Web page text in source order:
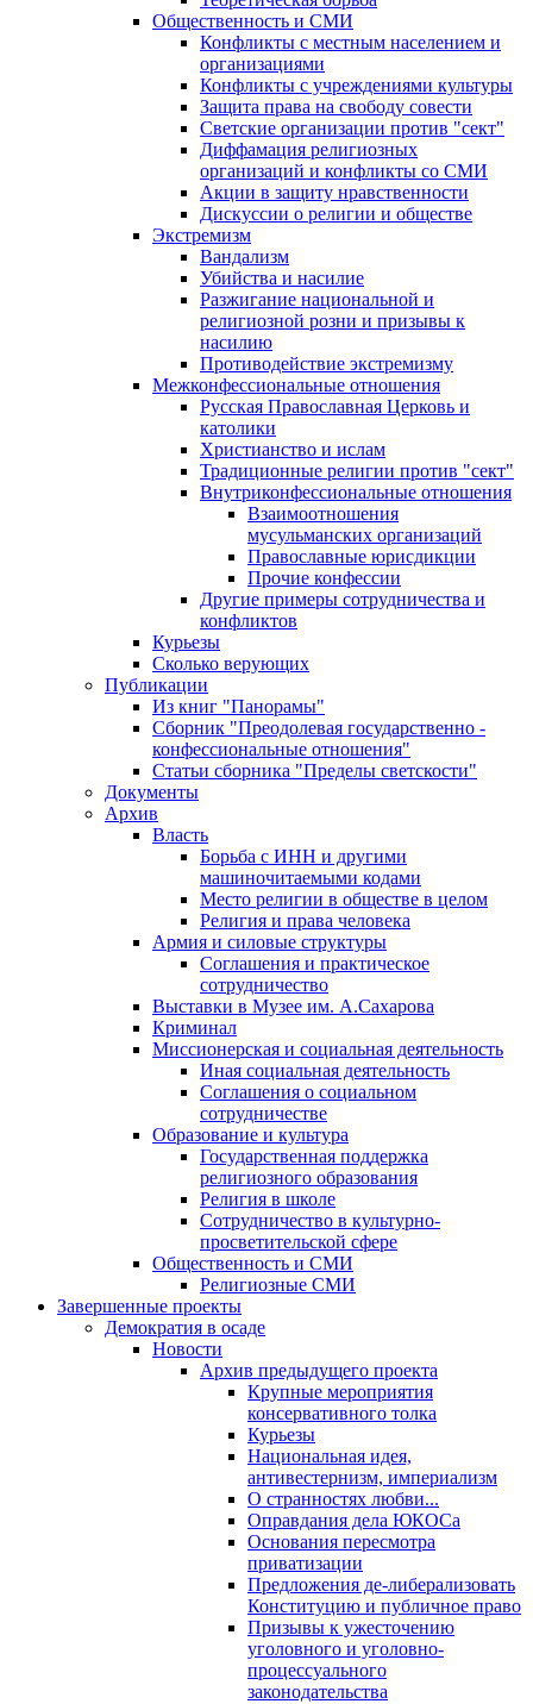
Общественность и СМИ
Конфликты с местным населением и
организациями
Конфликты с учреждениями культуры
Защита права на свободу совести
Светские организации против "сект"
Диффамация религиозных
организаций и конфликты со СМИ
Акции в защиту нравственности
Дискуссии о религии и обществе
Экстремизм
Вандализм
Убийства и насилие
Разжигание национальной и
религиозной розни и призывы к
насилию
Противодействие экстремизму
Межконфессиональные отношения
Русская Православная Церковь и
католики
Христианство и ислам
Традиционные религии против "сект"
Внутриконфессиональные отношения
Взаимоотношения
мусульманских организаций
Православные юрисдикции
Прочие конфессии
Другие примеры сотрудничества и
конфликтов
Курьезы
Сколько верующих
Публикации
Из книг "Панорамы"
Сборник "Преодолевая государственно -
конфессиональные отношения"
Статьи сборника "Пределы светскости"
Документы
Архив
Власть
Борьба с ИНН и другими
машиночитаемыми кодами
Место религии в обществе в целом
Религия и права человека
Армия и силовые структуры
Соглашения и практическое
сотрудничество
Выставки в Музее им. А.Сахарова
Криминал
Миссионерская и социальная деятельность
Иная социальная деятельность
Соглашения о социальном
сотрудничестве
Образование и культура
Государственная поддержка
религиозного образования
Религия в школе
Сотрудничество в культурно-
просветительской сфере
Общественность и СМИ
Религиозные СМИ
Завершенные проекты
Демократия в осаде
Новости
Архив предыдущего проекта
Крупные мероприятия
консервативного толка
Курьезы
Национальная идея,
антивестернизм, империализм
О странностях любви...
Оправдания дела ЮКОСа
Основания пересмотра
приватизации
Предложения де-либерализовать
Конституцию и публичное право
Призывы к ужесточению
уголовного и уголовно-
процессуального
законодательства